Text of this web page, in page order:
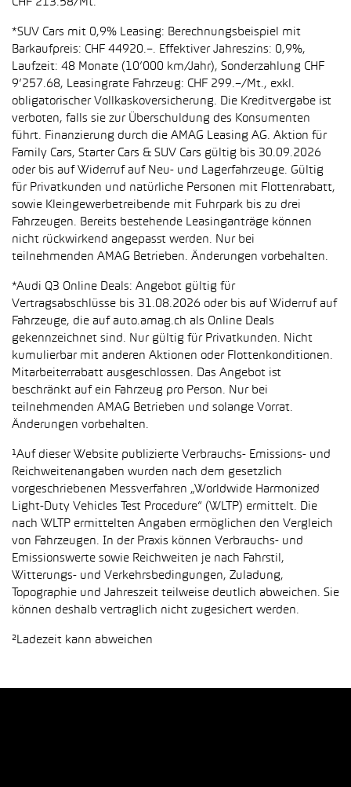
CHF 213.58/Mt.
*SUV Cars mit 0,9% Leasing: Berechnungsbeispiel mit
Barkaufpreis: CHF 44920.–. Effektiver Jahreszins: 0,9%,
Laufzeit: 48 Monate (10’000 km/Jahr), Sonderzahlung CHF
9’257.68, Leasingrate Fahrzeug: CHF 299.–/Mt., exkl.
obligatorischer Vollkaskoversicherung. Die Kreditvergabe ist
verboten, falls sie zur Überschuldung des Konsumenten
führt. Finanzierung durch die AMAG Leasing AG. Aktion für
Family Cars, Starter Cars & SUV Cars gültig bis 30.09.2026
oder bis auf Widerruf auf Neu- und Lagerfahrzeuge. Gültig
für Privatkunden und natürliche Personen mit Flottenrabatt,
sowie Kleingewerbetreibende mit Fuhrpark bis zu drei
Fahrzeugen. Bereits bestehende Leasinganträge können
nicht rückwirkend angepasst werden. Nur bei
teilnehmenden AMAG Betrieben. Änderungen vorbehalten.
*Audi Q3 Online Deals: Angebot gültig für
Vertragsabschlüsse bis 31.08.2026 oder bis auf Widerruf auf
Fahrzeuge, die auf auto.amag.ch als Online Deals
gekennzeichnet sind. Nur gültig für Privatkunden. Nicht
kumulierbar mit anderen Aktionen oder Flottenkonditionen.
Mitarbeiterrabatt ausgeschlossen. Das Angebot ist
beschränkt auf ein Fahrzeug pro Person. Nur bei
teilnehmenden AMAG Betrieben und solange Vorrat.
Änderungen vorbehalten.
¹Auf dieser Website publizierte Verbrauchs- Emissions- und
Reichweitenangaben wurden nach dem gesetzlich
vorgeschriebenen Messverfahren „Worldwide Harmonized
Light-Duty Vehicles Test Procedure“ (WLTP) ermittelt. Die
nach WLTP ermittelten Angaben ermöglichen den Vergleich
von Fahrzeugen. In der Praxis können Verbrauchs- und
Emissionswerte sowie Reichweiten je nach Fahrstil,
Witterungs- und Verkehrsbedingungen, Zuladung,
Topographie und Jahreszeit teilweise deutlich abweichen. Sie
können deshalb vertraglich nicht zugesichert werden.
²Ladezeit kann abweichen